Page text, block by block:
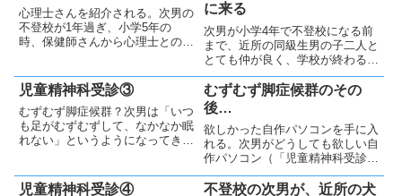
心理士さんを紹介される。次男の
不登校が1年過ぎ、小学5年の
時、保健師さんから心理士との面
す。少し不安はありながらも、妻
は心理士さんとの面談予約を取り
ました。本来は「息子が面談を受
ける...
に来る
次男が小学4年で不登校になる前
まで、近所の同級生男の子二人と
とても仲が良く、学校が終わると
3人のうちの誰かの家に直接行っ
て、一緒に遊んでいました。不登
校になってからも、遊びに来てく
れるそして、次男が不登校になっ
てからも、その男の子二人は学
校...
児童精神科受診③
むずむず脚症候群？次男は「いつ
も足がむずむずして、なかなか眠
れない」というようになってきま
と「むずむず脚症候群」とか「レ
むずむず脚症候群のその
後…
欲しかった自作パソコンを手に入
れる。次男がどうしても欲しい自
作パソコン（「児童精神科受診
④」）をネット通販で注文しまし
た。パーツはすべて次男が調べ
児童精神科受診④
不登校の次男が、近所の犬